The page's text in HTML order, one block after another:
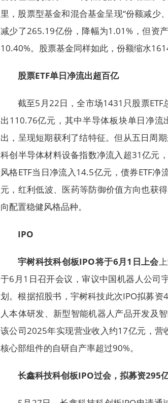
里，股票型基金和混合基金呈现“份额减少
减少了265.19亿份，降幅为1.01%，但资
10.40%。股票基金同样如此，份额缩水
股票ETF单日净流出超百亿
截至5月22日，全市场1431只股票
出110.76亿元，其中半导体板块单日净
出，呈现短期获利了结特征。但从五日周
科创半导体材料设备指数净流入超31亿元
风格ETF当日净流入14.5亿元，债券ETF
元，红利低波、医药等防御价值方向也获
向配置稳健风格品种。
IPO
宇树科技科创板IPO将于6月1日上会
于6月1日召开会议，审议中国机器人公司
划。根据招股书，宇树科技此次IPO拟募
人本体研发、新型智能机器人产品开发及
该公司2025年实现营业收入约17亿元，营
核心部组件的自研自产率超过90%。
长鑫科技科创板IPO过会，拟募资295